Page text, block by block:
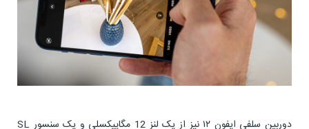
دوربین سلفی ایفون ۱۲ نیز از یک لنز 12 مگاپیکسلی و یک سنسور SL